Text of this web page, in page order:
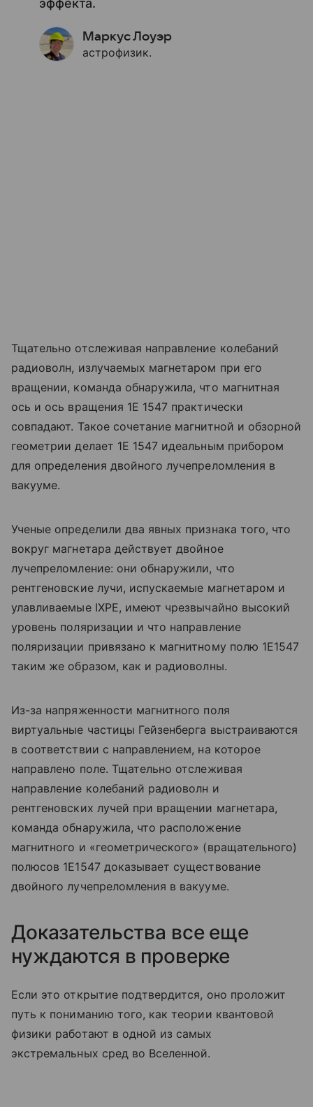
эффекта.
Маркус Лоуэр
астрофизик.
Тщательно отслеживая направление колебаний
радиоволн, излучаемых магнетаром при его
вращении, команда обнаружила, что магнитная
ось и ось вращения 1E 1547 практически
совпадают. Такое сочетание магнитной и обзорной
геометрии делает 1E 1547 идеальным прибором
для определения двойного лучепреломления в
вакууме.
Ученые определили два явных признака того, что
вокруг магнетара действует двойное
лучепреломление: они обнаружили, что
рентгеновские лучи, испускаемые магнетаром и
улавливаемые IXPE, имеют чрезвычайно высокий
уровень поляризации и что направление
поляризации привязано к магнитному полю 1E1547
таким же образом, как и радиоволны.
Из-за напряженности магнитного поля
виртуальные частицы Гейзенберга выстраиваются
в соответствии с направлением, на которое
направлено поле. Тщательно отслеживая
направление колебаний радиоволн и
рентгеновских лучей при вращении магнетара,
команда обнаружила, что расположение
магнитного и «геометрического» (вращательного)
полюсов 1E1547 доказывает существование
двойного лучепреломления в вакууме.
Доказательства все еще
нуждаются в проверке
Если это открытие подтвердится, оно проложит
путь к пониманию того, как теории квантовой
физики работают в одной из самых
экстремальных сред во Вселенной.